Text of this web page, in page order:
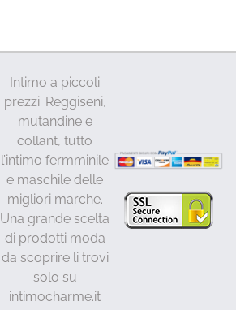
Intimo a piccoli
prezzi. Reggiseni,
mutandine e
collant, tutto
l’intimo fermminile
e maschile delle
migliori marche.
Una grande scelta
di prodotti moda
da scoprire li trovi
solo su
intimocharme.it